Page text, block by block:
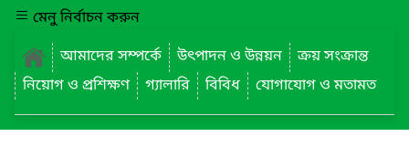
মেনু নির্বাচন করুন
আমাদের সম্পর্কে
উৎপাদন ও উন্নয়ন
ক্রয় সংক্রান্ত
নিয়োগ ও প্রশিক্ষণ
গ্যালারি বিবিধ যোগাযোগ ও মতামত